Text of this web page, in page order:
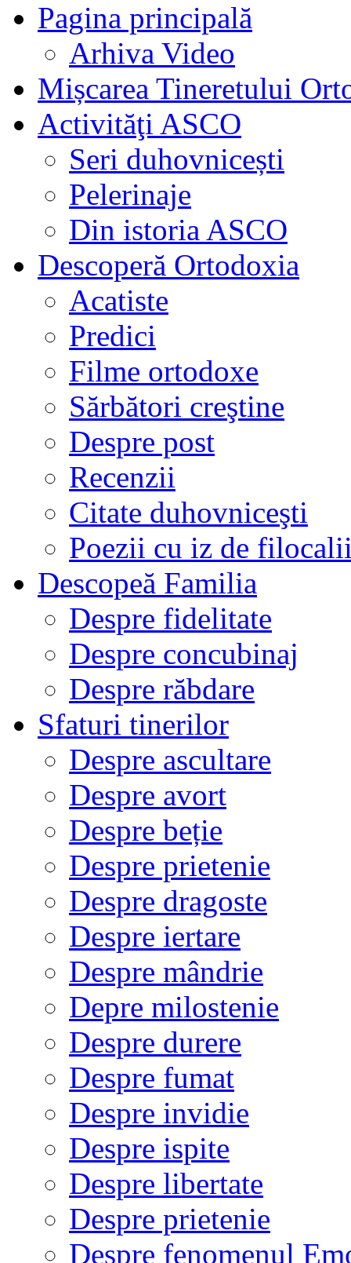
Pagina principală
Arhiva Video
Mișcarea Tineretului
Activităţi ASCO
Seri duhovnicești
Pelerinaje
Din istoria ASCO
Descoperă Ortodoxia
Acatiste
Predici
Filme ortodoxe
Sărbători creştine
Despre post
Recenzii
Citate duhovniceşti
Poezii cu iz de
Descopeă Familia
Despre fidelitate
Despre concubinaj
Despre răbdare
Sfaturi tinerilor
Despre ascultare
Despre avort
Despre beție
Despre prietenie
Despre dragoste
Despre iertare
Despre mândrie
Depre milostenie
Despre durere
Despre fumat
Despre invidie
Despre ispite
Despre libertate
Despre prietenie
Despre fenomenul